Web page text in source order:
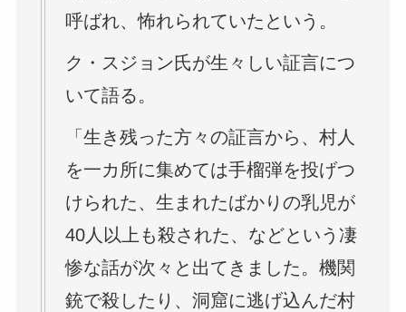
呼ばれ、怖れられていたという。
ク・スジョン氏が生々しい証言につ
いて語る。
「生き残った方々の証言から、村人
を一カ所に集めては手榴弾を投げつ
けられた、生まれたばかりの乳児が
40人以上も殺された、などという凄
惨な話が次々と出てきました。機関
銃で殺したり、洞窟に逃げ込んだ村